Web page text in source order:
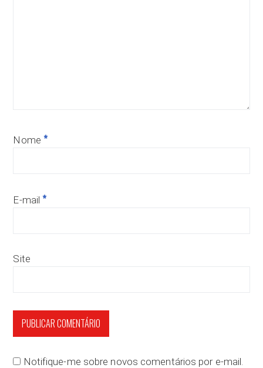
Nome *
E-mail *
Site
Notifique-me sobre novos comentários por e-mail.